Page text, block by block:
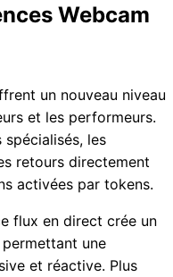
Webcam
un nouveau niveau
et les performeurs.
les
retours directement
activées par tokens.
flux en direct crée un
une
et réactive. Plus